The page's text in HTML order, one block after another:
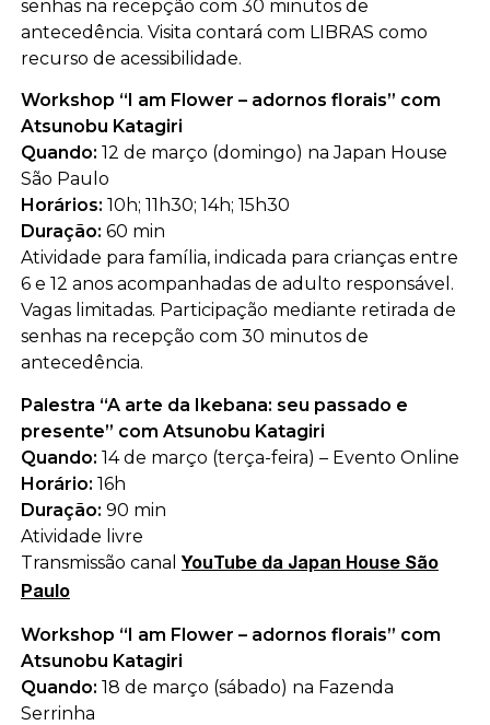
senhas na recepção com 30 minutos de
antecedência. Visita contará com LIBRAS como
recurso de acessibilidade.
Workshop “I am Flower – adornos florais” com
Atsunobu Katagiri
Quando: 12 de março (domingo) na Japan House
São Paulo
Horários: 10h; 11h30; 14h; 15h30
Duração: 60 min
Atividade para família, indicada para crianças entre
6 e 12 anos acompanhadas de adulto responsável.
Vagas limitadas. Participação mediante retirada de
senhas na recepção com 30 minutos de
antecedência.
Palestra “A arte da Ikebana: seu passado e
presente” com Atsunobu Katagiri
Quando: 14 de março (terça-feira) – Evento Online
Horário: 16h
Duração: 90 min
Atividade livre
Transmissão canal
YouTube da Japan House São
Paulo
Workshop “I am Flower – adornos florais” com
Atsunobu Katagiri
Quando: 18 de março (sábado) na Fazenda
Serrinha